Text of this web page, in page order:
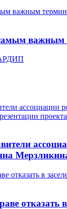
важным
Мерзликина
отказать